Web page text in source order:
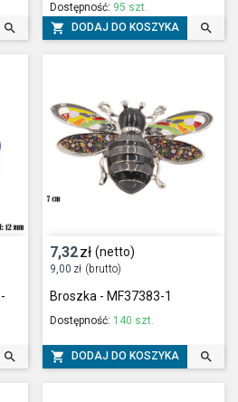

Dostępność: 95 szt.
 DODAJ DO KOSZYKA 

7,32zł (netto)
9,00 zł (brutto)
Broszka - MF37383-1
Dostępność: 140 szt.
 DODAJ DO KOSZYKA 